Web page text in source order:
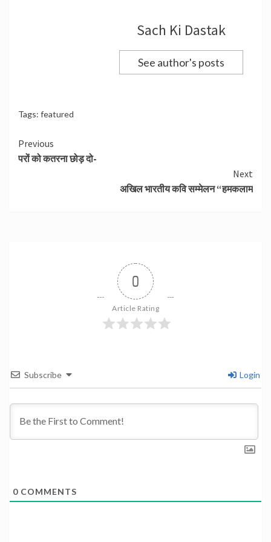
Sach Ki Dastak
See author's posts
Tags: featured
Continue
Reading
Previous
परों को कतरना छोड़ दो-
Next
अखिल भारतीय कवि सम्मेलन “हमकलाम
0
Article Rating
Subscribe Login
0 COMMENTS